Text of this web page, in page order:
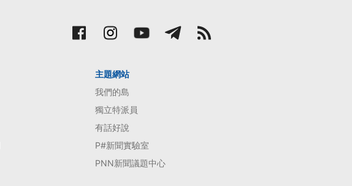
主題網站
我們的島
獨立特派員
有話好說
P#新聞實驗室
PNN新聞議題中心